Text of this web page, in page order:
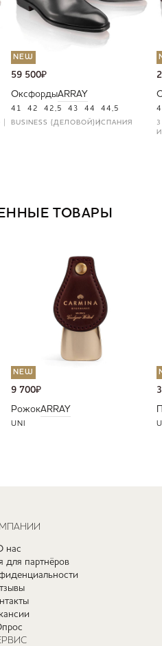
NEW
59 500₽
ОксфордыARRAY
41 42 42,5 43 44 44,5
BUSINESS (ДЕЛОВОЙ) ИСПАНИЯ
ТОВАРЫ
NEW
9 700₽
РожокARRAY
UNI
нас
для партнёров